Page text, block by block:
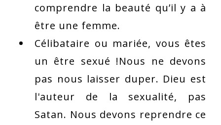
comprendre la beauté qu’il y a à
être une femme.
Célibataire ou mariée, vous êtes
un être sexué !Nous ne devons
pas nous laisser duper. Dieu est
l'auteur de la sexualité, pas
Satan. Nous devons reprendre ce